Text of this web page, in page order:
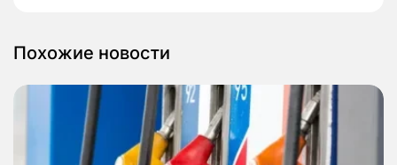
Похожие новости